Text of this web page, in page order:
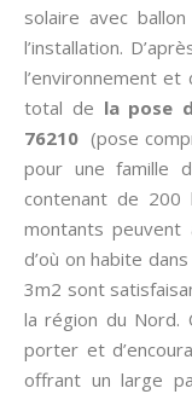
solaire avec
l’installation.
l’environnement
total de la pose
76210 (pose
pour une famille
contenant de
montants peuvent
d’où on habite
3m2 sont
la région du Nord.
porter et
offrant un large